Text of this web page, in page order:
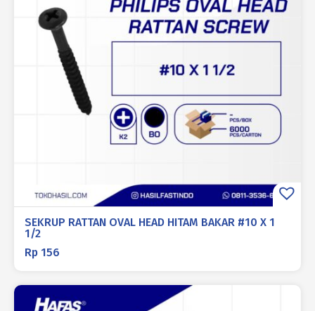
SEKRUP RATTAN OVAL HEAD HITAM BAKAR #10 X 1
1/2
Rp 156